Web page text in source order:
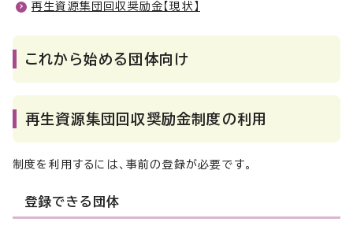
再生資源集団回収奨励金【現状】
これから始める団体向け
再生資源集団回収奨励金制度の利用
制度を利用するには、事前の登録が必要です。
登録できる団体